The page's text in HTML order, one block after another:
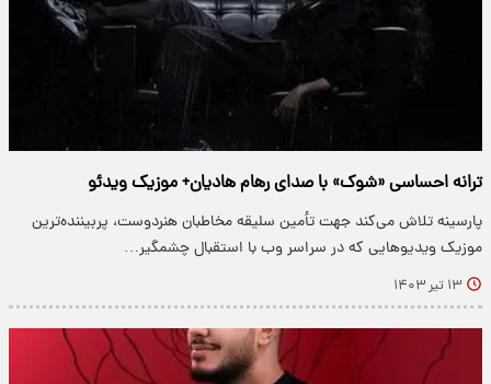
ترانه احساسی «شوک» با صدای رهام هادیان+ موزیک ویدئو
پارسینه تلاش می‌کند جهت تأمین سلیقه مخاطبان هنردوست، پربیننده‌ترین
موزیک ویدیو‌هایی که در سراسر وب با استقبال چشمگیر…
۱۳ تیر ۱۴۰۳